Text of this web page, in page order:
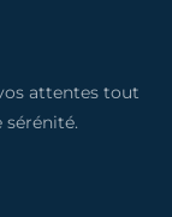
attentes tout
sérénité.